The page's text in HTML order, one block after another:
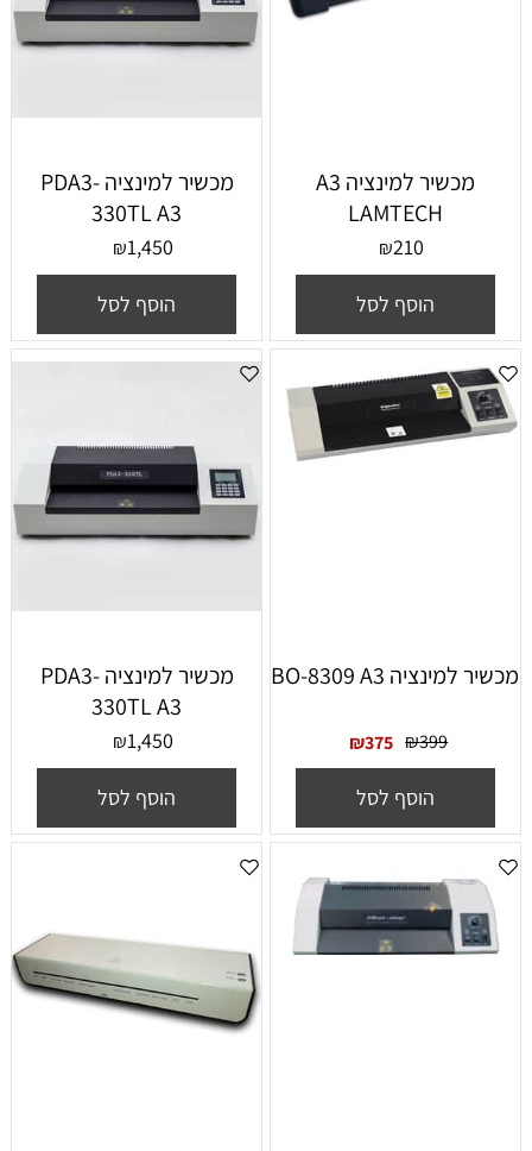
מכשיר למינציה A3
LAMTECH
₪210
הוסף לסל
מכשיר למינציה PDA3-
330TL A3
₪1,450
הוסף לסל
מכשיר למינציה BO-8309 A3
₪399
₪375
הוסף לסל
מכשיר למינציה PDA3-
330TL A3
₪1,450
הוסף לסל